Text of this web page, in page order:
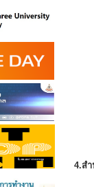
4.ส